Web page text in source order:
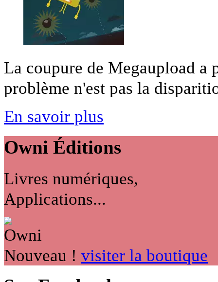
La coupure de Megaupload a
problème n'est pas la
En savoir plus
Owni Éditions
Livres numériques,
Applications...
Nouveau ! visiter la boutique